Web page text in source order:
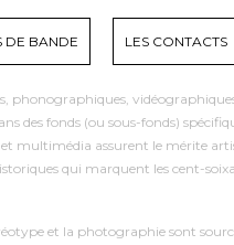
DE BANDE LES CONTACTS
des fonds (ou sous-fonds)
multimédia assurent le mérite
qui marquent les cent-
et la photographie sont